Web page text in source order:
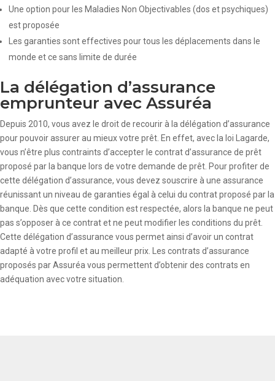
Une option pour les Maladies Non Objectivables (dos et psychiques)
est proposée
Les garanties sont effectives pour tous les déplacements dans le
monde et ce sans limite de durée
La délégation d’assurance
emprunteur avec Assuréa
Depuis 2010, vous avez le droit de recourir à la délégation d’assurance
pour pouvoir assurer au mieux votre prêt. En effet, avec la loi Lagarde,
vous n’être plus contraints d’accepter le contrat d’assurance de prêt
proposé par la banque lors de votre demande de prêt. Pour profiter de
cette délégation d’assurance, vous devez souscrire à une assurance
réunissant un niveau de garanties égal à celui du contrat proposé par la
banque. Dès que cette condition est respectée, alors la banque ne peut
pas s’opposer à ce contrat et ne peut modifier les conditions du prêt.
Cette délégation d’assurance vous permet ainsi d’avoir un contrat
adapté à votre profil et au meilleur prix. Les contrats d’assurance
proposés par Assuréa vous permettent d’obtenir des contrats en
adéquation avec votre situation.